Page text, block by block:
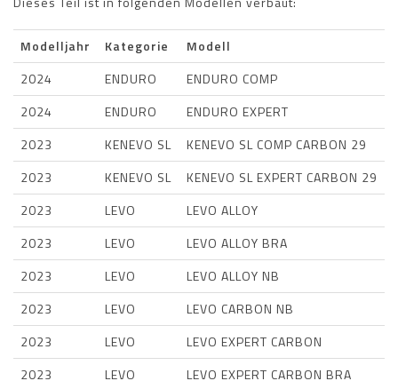
Modelljahr Kategorie
Modell
2024
ENDURO
ENDURO COMP
2024
ENDURO
ENDURO EXPERT
2023
KENEVO SL
KENEVO SL COMP CARBON 29
2023
KENEVO SL
KENEVO SL EXPERT CARBON 29
2023
LEVO
LEVO ALLOY
2023
LEVO
LEVO ALLOY BRA
2023
LEVO
LEVO ALLOY NB
2023
LEVO
LEVO CARBON NB
2023
LEVO
LEVO EXPERT CARBON
2023
LEVO
LEVO EXPERT CARBON BRA